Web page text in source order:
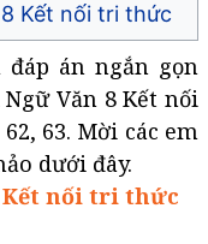
Kết nối tri thức
án ngắn gọn
Văn 8 Kết nối
63. Mời các em
dưới đây.
Kết nối tri thức